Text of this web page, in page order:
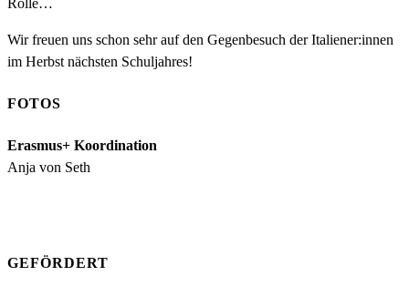
Rolle…
Wir freuen uns schon sehr auf den Gegenbesuch der Italiener:innen
im Herbst nächsten Schuljahres!
FOTOS
Erasmus+ Koordination
Anja von Seth
GEFÖRDERT